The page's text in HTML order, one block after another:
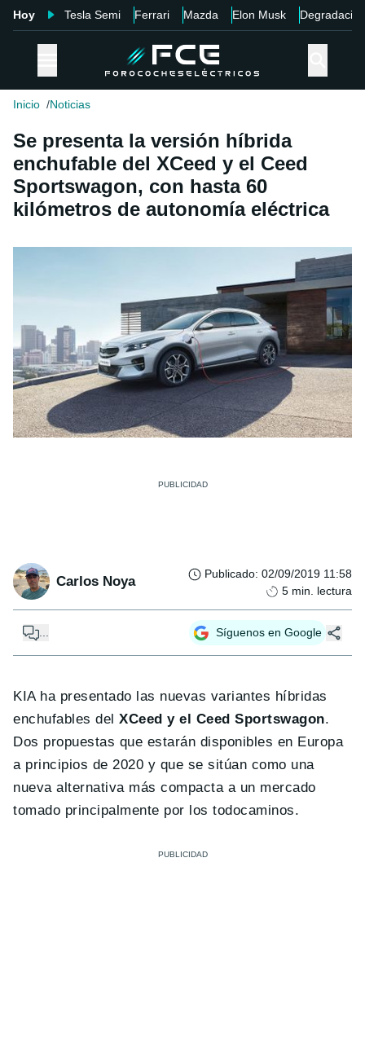
Hoy Tesla Semi Ferrari Mazda Elon Musk Degradación
Inicio Noticias
Se presenta la versión híbrida
enchufable del XCeed y el Ceed
Sportswagon, con hasta 60
kilómetros de autonomía eléctrica
Carlos Noya Publicado: 02/09/2019 11:58
5 min. lectura
... Síguenos en Google
KIA ha presentado las nuevas variantes híbridas
enchufables delXCeed y el Ceed Sportswagon.
Dos propuestas que estarán disponibles en Europa
a principios de 2020 y que se sitúan como una
nueva alternativa más compacta a un mercado
tomado principalmente por los todocaminos.